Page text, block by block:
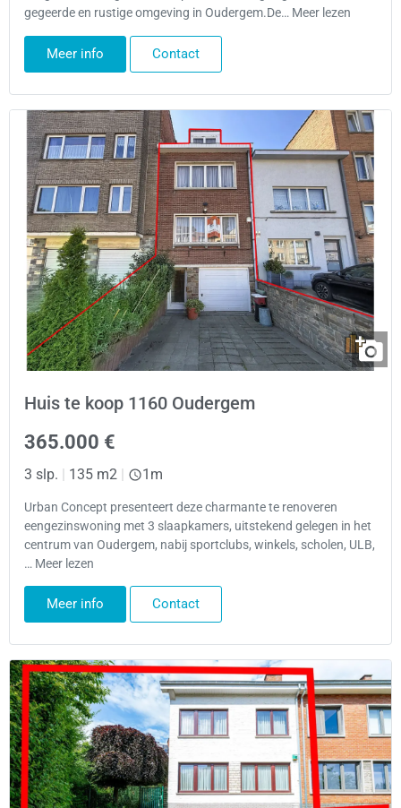
gegeerde en rustige omgeving in Oudergem.De… Meer lezen
Meer info Contact
Huis te koop 1160 Oudergem
365.000 €
3 slp. | 135 m2 | 1m
Urban Concept presenteert deze charmante te renoveren
eengezinswoning met 3 slaapkamers, uitstekend gelegen in het
centrum van Oudergem, nabij sportclubs, winkels, scholen, ULB,
… Meer lezen
Meer info Contact